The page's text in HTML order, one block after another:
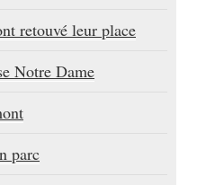
retouvé leur place
Notre Dame
parc